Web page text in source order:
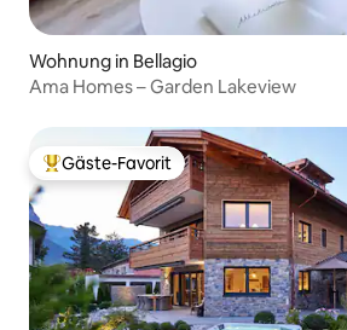
Wohnung in Bellagio
Ama Homes – Garden Lakeview
Beliebter Gäste-Favorit.
Gäste-Favorit